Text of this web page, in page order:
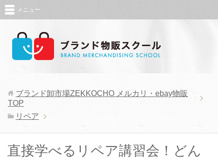
メニュー
ブランド卸市場ZEKKOCHO メルカリ・ebay物販
TOP
リペア
直接学べるリペア講習会！どん